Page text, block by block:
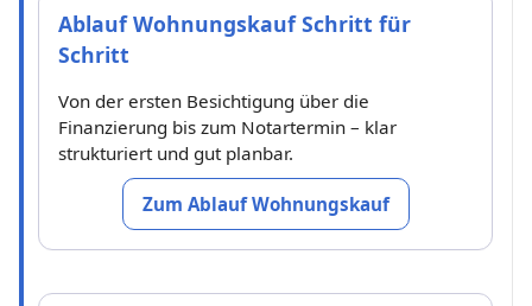
Ablauf Wohnungskauf Schritt für
Schritt
Von der ersten Besichtigung über die
Finanzierung bis zum Notartermin – klar
strukturiert und gut planbar.
Zum Ablauf Wohnungskauf